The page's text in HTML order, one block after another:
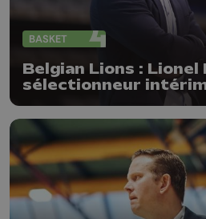
BASKET
Belgian Lions : Lionel
sélectionneur